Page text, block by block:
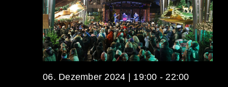
06. Dezember 2024 | 19:00 - 22:00